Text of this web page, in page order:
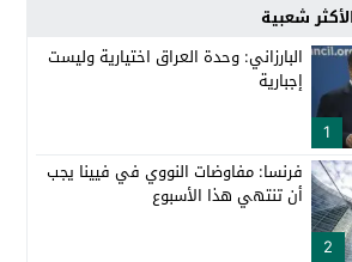
شعبية
1
البارزاني: وحدة العراق اختيارية وليست
إجبارية
2
فرنسا: مفاوضات النووي في فيينا يجب
أن تنتهي هذا الأسبوع